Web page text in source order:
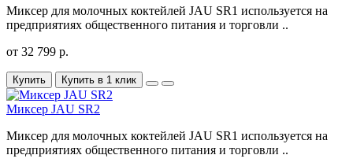
Миксер для молочных коктейлей JAU SR1 используется на
предприятиях общественного питания и торговли ..
от 32 799 р.
Купить Купить в 1 клик
Миксер JAU SR2
Миксер для молочных коктейлей JAU SR1 используется на
предприятиях общественного питания и торговли ..